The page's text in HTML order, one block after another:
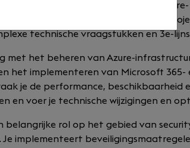
van complexe Microsoft
specialist binnen het beheer- en
technische vraagstukken en 3e-
met het beheren van Azure-
het implementeren van Microsoft 365-
je de performance, beschikbaarheid
en voer je technische wijzigingen en
belangrijke rol op het gebied van
implementeert